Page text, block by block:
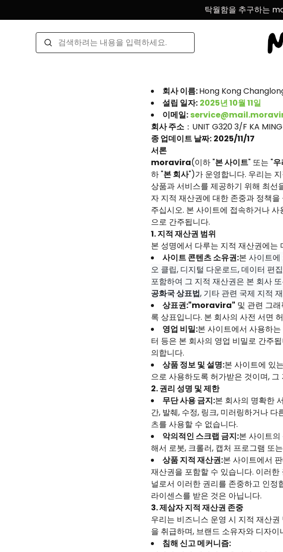
탁월함을 추구하는
회사 이름:Hong Kong
설립 일자: 2025년 10월 11일
이메일:
회사 주소 ：UNIT G320 3/F KA
종 업데이트 날짜: 2025/11/17
서론
moravira(이하 "본 사이트" 또는 "우
하 "본 회사")가 운영합니다. 우리는
상품과 서비스를 제공하기 위해 최선
자 지적 재산권에 대한 존중과 정책
주십시오. 본 사이트에 접속하거나
으로 간주됩니다.
1. 지적 재산권 범위
본 성명에서 다루는 지적 재산권에는
사이트 콘텐츠 소유권:본 사이트에
오 클립, 디지털 다운로드, 데이터 편
포함하여 그 지적 재산권은 본 회사
공화국 상표법, 기타 관련 국제 지적
상표권:"moravira" 및 관련 그
록 상표입니다. 본 회사의 사전 서면
영업 비밀:본 사이트에서 사용하
터 등은 본 회사의 영업 비밀로 간주
의합니다.
상품 정보 및 설명:본 사이트에 있
으로 사용하도록 허가받은 것이며,
2. 권리 성명 및 제한
무단 사용 금지:본 회사의 명확한
간, 발췌, 수정, 링크, 미러링하거나
츠를 사용할 수 없습니다.
악의적인 스크랩 금지:본 사이트
해서 로봇, 크롤러, 캡처 프로그램 또
상품 지적 재산권:본 사이트에서
재산권을 포함할 수 있습니다. 이러
널로서 이러한 권리를 존중하고 인
라이센스를 받은 것은 아닙니다.
3. 제삼자 지적 재산권 존중
우리는 비즈니스 운영 시 지적 재산
을 취급하며, 브랜드 소유자와 디자
침해 신고 메커니즘: